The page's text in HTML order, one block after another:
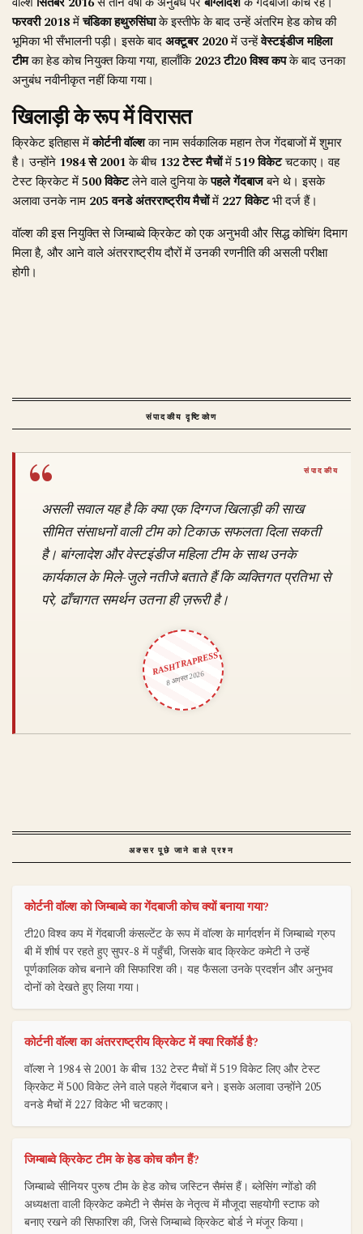
फरवरी 2018मेंचंडिका हथुरुसिंघाके इस्तीफे के बाद उन्हें अंतरिम हेड कोच की
भूमिका भी सँभालनी पड़ी। इसके बादअक्टूबर 2020में उन्हेंवेस्टइंडीज महिला
टीमका हेड कोच नियुक्त किया गया, हालाँकि2023 टी20 विश्व कपके बाद उनका
अनुबंध नवीनीकृत नहीं किया गया।
खिलाड़ी के रूप में विरासत
क्रिकेट इतिहास मेंकोर्टनी वॉल्शका नाम सर्वकालिक महान तेज गेंदबाजों में शुमार
है। उन्होंने 1984 से 2001के बीच132 टेस्ट मैचोंमें519 विकेटचटकाए। वह
टेस्ट क्रिकेट में500 विकेटलेने वाले दुनिया केपहले गेंदबाजबने थे। इसके
अलावा उनके नाम 205 वनडे अंतरराष्ट्रीय मैचोंमें 227 विकेटभी दर्ज हैं।
वॉल्श की इस नियुक्ति से जिम्बाब्वे क्रिकेट को एक अनुभवी और सिद्ध कोचिंग दिमाग
मिला है, और आने वाले अंतरराष्ट्रीय दौरों में उनकी रणनीति की असली परीक्षा
होगी।
संपादकीय दृष्टिकोण
असली सवाल यह है कि क्या एक दिग्गज खिलाड़ी की साख
सीमित संसाधनों वाली टीम को टिकाऊ सफलता दिला सकती
है। बांग्लादेश और वेस्टइंडीज महिला टीम के साथ उनके
कार्यकाल के मिले-जुले नतीजे बताते हैं कि व्यक्तिगत प्रतिभा से
परे, ढाँचागत समर्थन उतना ही ज़रूरी है।
RASHTRAPRESS
8 अगस्त 2026
अक्सर पूछे जाने वाले प्रश्न
कोर्टनी वॉल्श को जिम्बाब्वे का गेंदबाजी कोच क्यों बनाया गया?
टी20 विश्व कप में गेंदबाजी कंसल्टेंट के रूप में वॉल्श के मार्गदर्शन में जिम्बाब्वे ग्रुप
बी में शीर्ष पर रहते हुए सुपर-8 में पहुँची, जिसके बाद क्रिकेट कमेटी ने उन्हें
पूर्णकालिक कोच बनाने की सिफारिश की। यह फैसला उनके प्रदर्शन और अनुभव
दोनों को देखते हुए लिया गया।
कोर्टनी वॉल्श का अंतरराष्ट्रीय क्रिकेट में क्या रिकॉर्ड है?
वॉल्श ने 1984 से 2001 के बीच 132 टेस्ट मैचों में 519 विकेट लिए और टेस्ट
क्रिकेट में 500 विकेट लेने वाले पहले गेंदबाज बने। इसके अलावा उन्होंने 205
वनडे मैचों में 227 विकेट भी चटकाए।
जिम्बाब्वे क्रिकेट टीम के हेड कोच कौन हैं?
जिम्बाब्वे सीनियर पुरुष टीम के हेड कोच जस्टिन सैमंस हैं। ब्लेसिंग न्गोंडो की
अध्यक्षता वाली क्रिकेट कमेटी ने सैमंस के नेतृत्व में मौजूदा सहयोगी स्टाफ को
बनाए रखने की सिफारिश की, जिसे जिम्बाब्वे क्रिकेट बोर्ड ने मंजूर किया।